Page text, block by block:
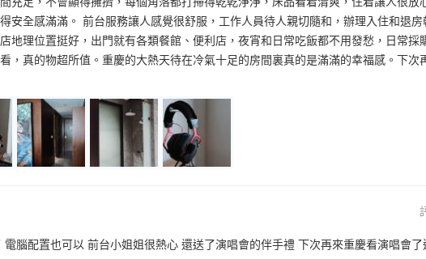
安全感滿滿。 前台服務讓人感覺很舒服，工作人員待人親切隨和，辦理入住和退
地理位置挺好，出門就有各類餐館、便利店，夜宵和日常吃飯都不用發愁，日常採
，真的物超所值。重慶的大熱天待在冷氣十足的房間裏真的是滿滿的幸福感。下次
腦配置也可以 前台小姐姐很熱心 還送了演唱會的伴手禮 下次再來重慶看演唱會